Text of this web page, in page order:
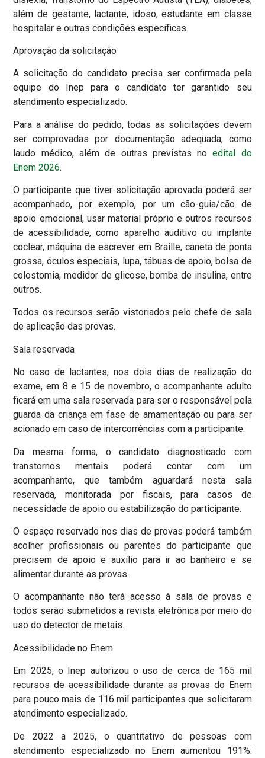
além de gestante, lactante, idoso, estudante em classe
hospitalar e outras condições específicas.
Aprovação da solicitação
A solicitação do candidato precisa ser confirmada pela
equipe do Inep para o candidato ter garantido seu
atendimento especializado.
Para a análise do pedido, todas as solicitações devem
ser comprovadas por documentação adequada, como
laudo médico, além de outras previstas noedital do
Enem 2026.
O participante que tiver solicitação aprovada poderá ser
acompanhado, por exemplo, por um cão-guia/cão de
apoio emocional, usar material próprio e outros recursos
de acessibilidade, como aparelho auditivo ou implante
coclear, máquina de escrever em Braille, caneta de ponta
grossa, óculos especiais, lupa, tábuas de apoio, bolsa de
colostomia, medidor de glicose, bomba de insulina, entre
outros.
Todos os recursos serão vistoriados pelo chefe de sala
de aplicação das provas.
Sala reservada
No caso de lactantes, nos dois dias de realização do
exame, em 8 e 15 de novembro, o acompanhante adulto
ficará em uma sala reservada para ser o responsável pela
guarda da criança em fase de amamentação ou para ser
acionado em caso de intercorrências com a participante.
Da mesma forma, o candidato diagnosticado com
transtornos mentais poderá contar com um
acompanhante, que também aguardará nesta sala
reservada, monitorada por fiscais, para casos de
necessidade de apoio ou estabilização do participante.
O espaço reservado nos dias de provas poderá também
acolher profissionais ou parentes do participante que
precisem de apoio e auxílio para ir ao banheiro e se
alimentar durante as provas.
O acompanhante não terá acesso à sala de provas e
todos serão submetidos a revista eletrônica por meio do
uso do detector de metais.
Acessibilidade no Enem
Em 2025, o Inep autorizou o uso de cerca de 165 mil
recursos de acessibilidade durante as provas do Enem
para pouco mais de 116 mil participantes que solicitaram
atendimento especializado.
De 2022 a 2025, o quantitativo de pessoas com
atendimento especializado no Enem aumentou 191%: